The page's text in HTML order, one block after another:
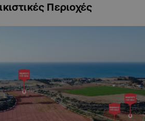
Περιοχές